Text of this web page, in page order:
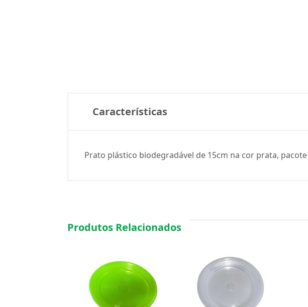
Características
Prato plástico biodegradável de 15cm na cor prata,
Produtos Relacionados